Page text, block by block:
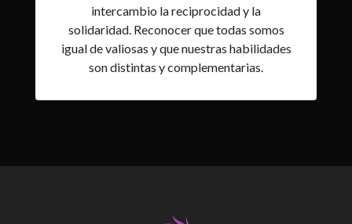
intercambio la reciprocidad y la
solidaridad. Reconocer que todas somos
igual de valiosas y que nuestras habilidades
son distintas y complementarias.